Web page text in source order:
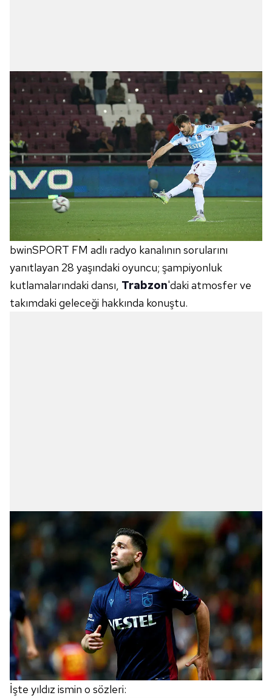
bwinSPORT FM adlı radyo kanalının sorularını
yanıtlayan 28 yaşındaki oyuncu; şampiyonluk
kutlamalarındaki dansı, Trabzon'daki atmosfer ve
takımdaki geleceği hakkında konuştu.
İşte yıldız ismin o sözleri: